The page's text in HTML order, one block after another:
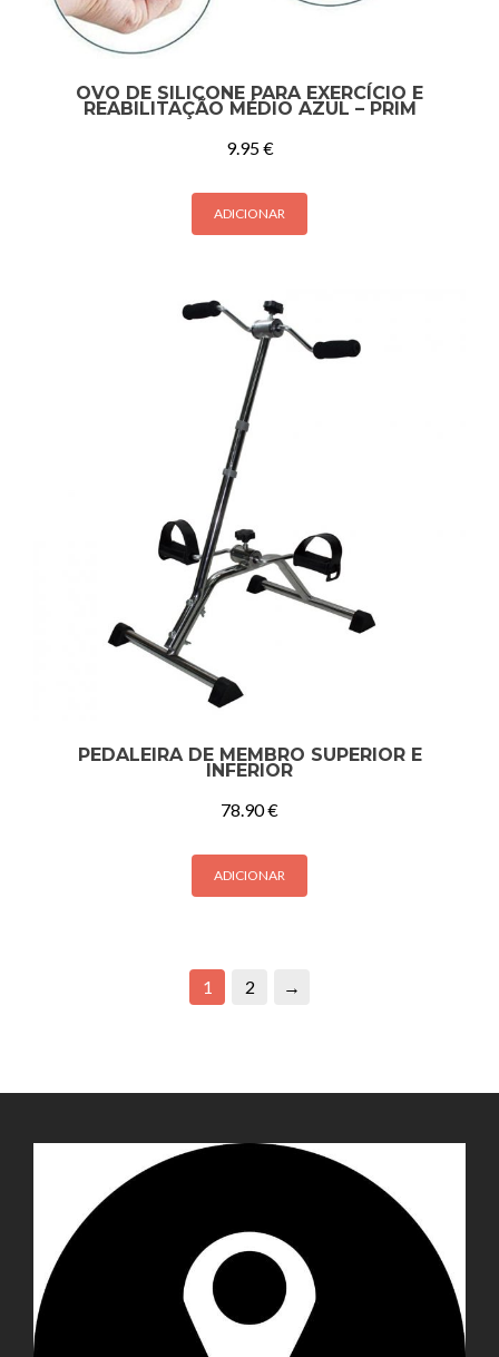
OVO DE SILICONE PARA EXERCÍCIO E
REABILITAÇÃO MÉDIO AZUL – PRIM
9.95€
ADICIONAR
PEDALEIRA DE MEMBRO SUPERIOR E
INFERIOR
78.90€
ADICIONAR
1 2 →